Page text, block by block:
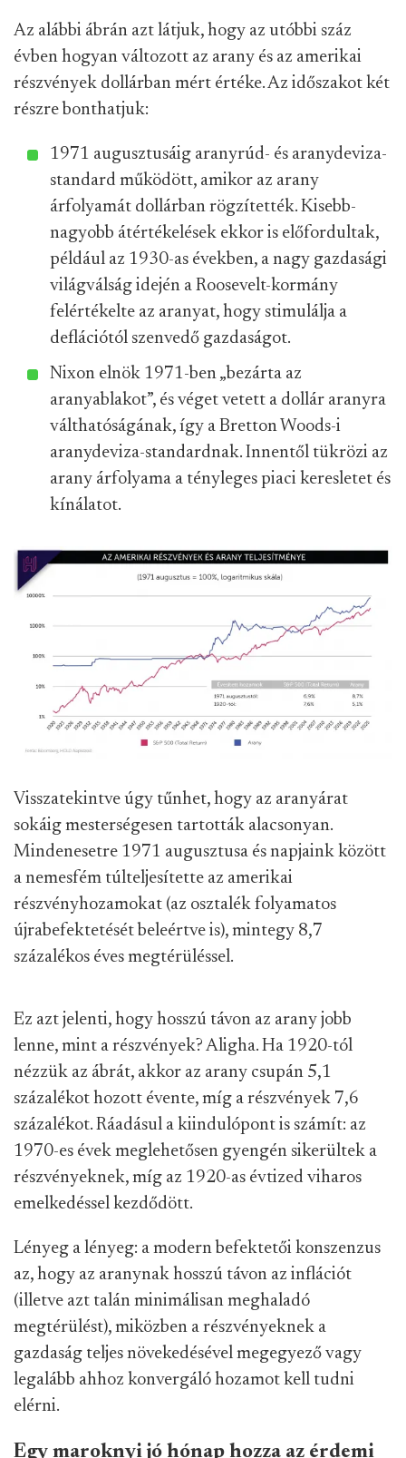
Az alábbi ábrán azt látjuk, hogy az utóbbi száz
évben hogyan változott az arany és az amerikai
részvények dollárban mért értéke. Az időszakot két
részre bonthatjuk:
1971 augusztusáig aranyrúd- és aranydeviza-
standard működött, amikor az arany
árfolyamát dollárban rögzítették. Kisebb-
nagyobb átértékelések ekkor is előfordultak,
például az 1930-as években, a nagy gazdasági
világválság idején a Roosevelt-kormány
felértékelte az aranyat, hogy stimulálja a
deflációtól szenvedő gazdaságot.
Nixon elnök 1971-ben „bezárta az
aranyablakot”, és véget vetett a dollár aranyra
válthatóságának, így a Bretton Woods-i
aranydeviza-standardnak. Innentől tükrözi az
arany árfolyama a tényleges piaci keresletet és
kínálatot.
Visszatekintve úgy tűnhet, hogy az aranyárat
sokáig mesterségesen tartották alacsonyan.
Mindenesetre 1971 augusztusa és napjaink között
a nemesfém túlteljesítette az amerikai
részvényhozamokat (az osztalék folyamatos
újrabefektetését beleértve is), mintegy 8,7
százalékos éves megtérüléssel.
Ez azt jelenti, hogy hosszú távon az arany jobb
lenne, mint a részvények? Aligha. Ha 1920-tól
nézzük az ábrát, akkor az arany csupán 5,1
százalékot hozott évente, míg a részvények 7,6
százalékot. Ráadásul a kiindulópont is számít: az
1970-es évek meglehetősen gyengén sikerültek a
részvényeknek, míg az 1920-as évtized viharos
emelkedéssel kezdődött.
Lényeg a lényeg: a modern befektetői konszenzus
az, hogy az aranynak hosszú távon az inflációt
(illetve azt talán minimálisan meghaladó
megtérülést), miközben a részvényeknek a
gazdaság teljes növekedésével megegyező vagy
legalább ahhoz konvergáló hozamot kell tudni
elérni.
Egy maroknyi jó hónap hozza az érdemi